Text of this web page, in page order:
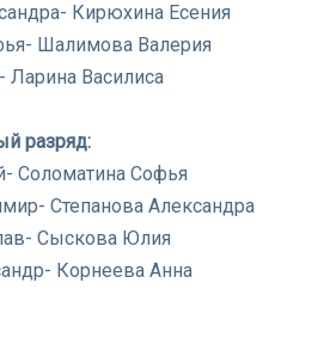
Кирюхина Есения
Шалимова Валерия
Василиса
разряд:
Соломатина Софья
Степанова Александра
Сыскова Юлия
Корнеева Анна